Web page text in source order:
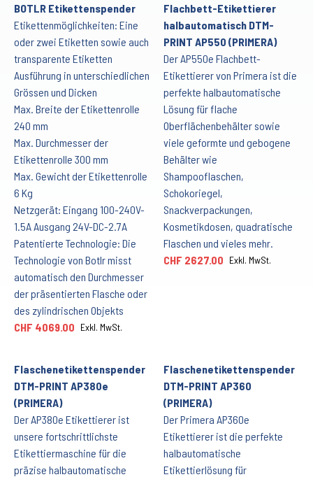
BOTLR Etikettenspender
Etikettenmöglichkeiten: Eine
oder zwei Etiketten sowie auch
transparente Etiketten
Ausführung in unterschiedlichen
Grössen und Dicken
Max. Breite der Etikettenrolle
240 mm
Max. Durchmesser der
Etikettenrolle 300 mm
Max. Gewicht der Etikettenrolle
6 Kg
Netzgerät: Eingang 100-240V-
1.5A Ausgang 24V-DC-2.7A
Patentierte Technologie: Die
Technologie von Botlr misst
automatisch den Durchmesser
der präsentierten Flasche oder
des zylindrischen Objekts
CHF 4069.00 Exkl. MwSt.
Flachbett-Etikettierer
halbautomatisch DTM-
PRINT AP550 (PRIMERA)
Der AP550e Flachbett-
Etikettierer von Primera ist die
perfekte halbautomatische
Lösung für flache
Oberflächenbehälter sowie
viele geformte und gebogene
Behälter wie
Shampooflaschen,
Schokoriegel,
Snackverpackungen,
Kosmetikdosen, quadratische
Flaschen und vieles mehr.
CHF 2627.00 Exkl. MwSt.
Flaschenetikettenspender
DTM-PRINT AP380e
(PRIMERA)
Der AP380e Etikettierer ist
unsere fortschrittlichste
Etikettiermaschine für die
präzise halbautomatische
Flaschenetikettenspender
DTM-PRINT AP360
(PRIMERA)
Der Primera AP360e
Etikettierer ist die perfekte
halbautomatische
Etikettierlösung für